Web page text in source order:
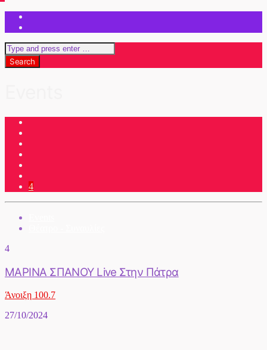
4
4
ΜΑΡΙΝΑ ΣΠΑΝΟΥ Live Στην Πάτρα
Άνοιξη 100.7
27/10/2024